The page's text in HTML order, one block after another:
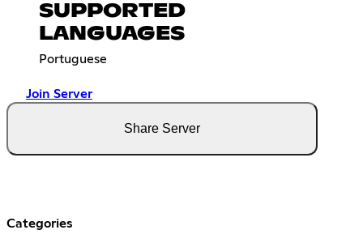
SUPPORTED
LANGUAGES
Portuguese
Join Server
Share Server
Categories